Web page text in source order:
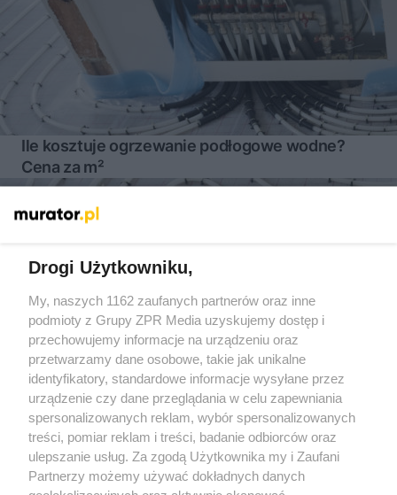
Ile kosztuje ogrzewanie podłogowe wodne?
Cena za m²
Żaden utwór zamieszczony w serwisie nie może być powielany i
rozpowszechniany lub dalej rozpowszechniany w jakikolwiek
sposób (w tym także elektroniczny lub mechaniczny) na
jakimkolwiek polu eksploatacji w jakiejkolwiek formie, włącznie z
umieszczaniem w Internecie bez pisemnej zgody właściciela praw.
Jakiekolwiek użycie lub wykorzystanie utworów w całości lub w
części z naruszeniem prawa, tzn. bez właściwej zgody, jest
zabronione pod groźbą kary i może być ścigane prawnie.
Drogi Użytkowniku,
My, naszych 1162 zaufanych partnerów oraz inne
podmioty z Grupy ZPR Media uzyskujemy dostęp i
przechowujemy informacje na urządzeniu oraz
przetwarzamy dane osobowe, takie jak unikalne
identyfikatory, standardowe informacje wysyłane przez
urządzenie czy dane przeglądania w celu zapewniania
spersonalizowanych reklam, wybór spersonalizowanych
treści, pomiar reklam i treści, badanie odbiorców oraz
ulepszanie usług. Za zgodą Użytkownika my i Zaufani
Partnerzy możemy używać dokładnych danych